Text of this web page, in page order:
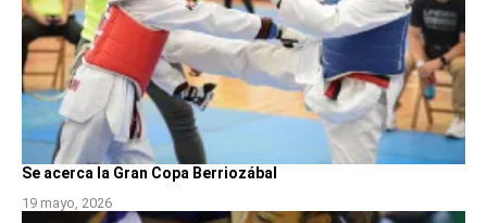
Se acerca la Gran Copa Berriozábal
19 mayo, 2026